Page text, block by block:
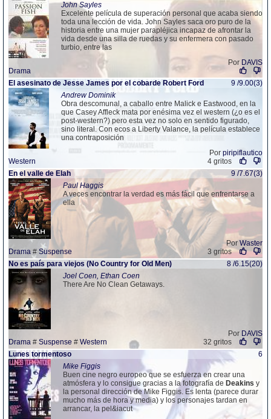
John Sayles
Excelente película de superación personal que acaba siendo
toda una lección de vida. John Sayles saca oro puro de la
historia entre una mujer parapléjica incapaz de afrontar la
vida desde una silla de ruedas y su enfermera con pasado
turbio, entre las
Por DAVIS
Drama
El asesinato de Jesse James por el cobarde Robert Ford
9 /9.00(3)
Andrew Dominik
Obra descomunal, a caballo entre Malick e Eastwood, en la
que Casey Affleck mata por enésima vez el western (¿o es el
post-western?) pero esta vez no solo en sentido figurado,
sino literal. Con ecos a Liberty Valance, la película establece
una contraposición
Por piripiflautico
Western
4 gritos
En el valle de Elah
9 /7.67(3)
Paul Haggis
A veces encontrar la verdad es más fácil que enfrentarse a
ella
Por Waster
Drama # Suspense
3 gritos
No es país para viejos (No Country for Old Men)
8 /6.15(20)
Joel Coen, Ethan Coen
There Are No Clean Getaways.
Por DAVIS
Drama # Suspense # Western
32 gritos
Lunes tormentoso
6
Mike Figgis
Buen cine negro europeo que se esfuerza en crear una
atmósfera y lo consigue gracias a la fotografía de Deakins y
la personal dirección de Mike Figgis. Es lenta (parece durar
mucho más de hora y media) y los personajes tardan en
arrancar, la pel&iacut